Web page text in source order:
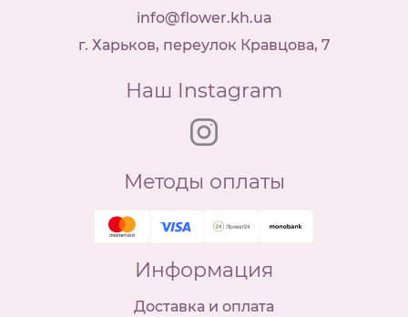
info@flower.kh.ua
г. Харьков, переулок Кравцова, 7
Наш Instagram
Методы оплаты
Информация
Доставка и оплата